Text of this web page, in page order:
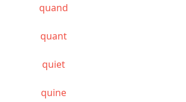
quand
quant
quiet
quine